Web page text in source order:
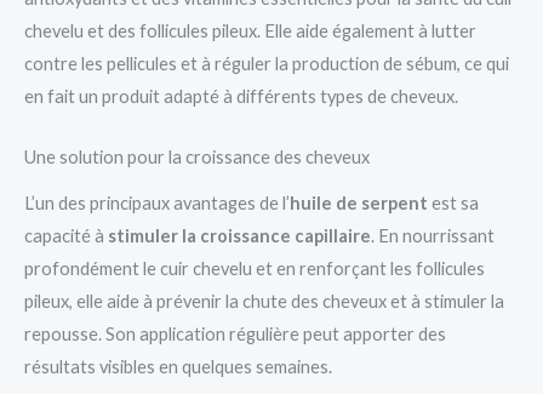
chevelu et des follicules pileux. Elle aide également à lutter
contre les pellicules et à réguler la production de sébum, ce qui
en fait un produit adapté à différents types de cheveux.
Une solution pour la croissance des cheveux
L’un des principaux avantages de l’huile de serpent est sa
capacité à stimuler la croissance capillaire. En nourrissant
profondément le cuir chevelu et en renforçant les follicules
pileux, elle aide à prévenir la chute des cheveux et à stimuler la
repousse. Son application régulière peut apporter des
résultats visibles en quelques semaines.